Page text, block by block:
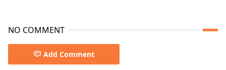
NO COMMENT
Add Comment